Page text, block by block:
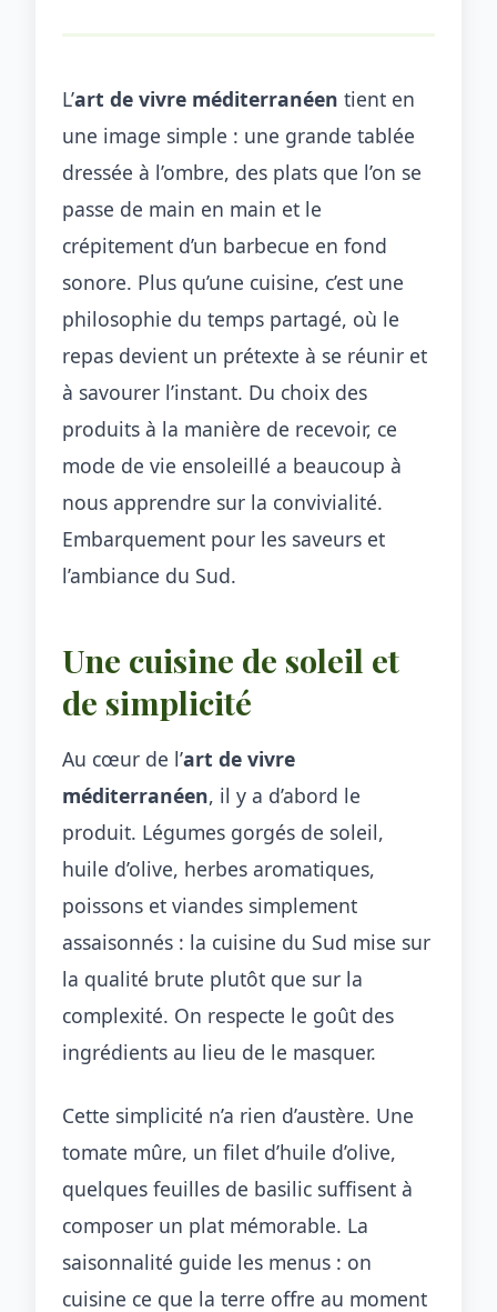
L’art de vivre méditerranéen tient en
une image simple : une grande tablée
dressée à l’ombre, des plats que l’on se
passe de main en main et le
crépitement d’un barbecue en fond
sonore. Plus qu’une cuisine, c’est une
philosophie du temps partagé, où le
repas devient un prétexte à se réunir et
à savourer l’instant. Du choix des
produits à la manière de recevoir, ce
mode de vie ensoleillé a beaucoup à
nous apprendre sur la convivialité.
Embarquement pour les saveurs et
l’ambiance du Sud.
Une cuisine de soleil et
de simplicité
Au cœur de l’art de vivre
méditerranéen, il y a d’abord le
produit. Légumes gorgés de soleil,
huile d’olive, herbes aromatiques,
poissons et viandes simplement
assaisonnés : la cuisine du Sud mise sur
la qualité brute plutôt que sur la
complexité. On respecte le goût des
ingrédients au lieu de le masquer.
Cette simplicité n’a rien d’austère. Une
tomate mûre, un filet d’huile d’olive,
quelques feuilles de basilic suffisent à
composer un plat mémorable. La
saisonnalité guide les menus : on
cuisine ce que la terre offre au moment